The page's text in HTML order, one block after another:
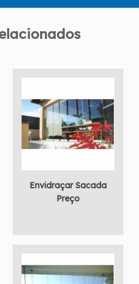
Envidraçar Sacada
Preço